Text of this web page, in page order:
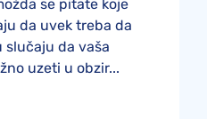
se pitate koje
da uvek treba da
da vaša
uzeti u obzir...